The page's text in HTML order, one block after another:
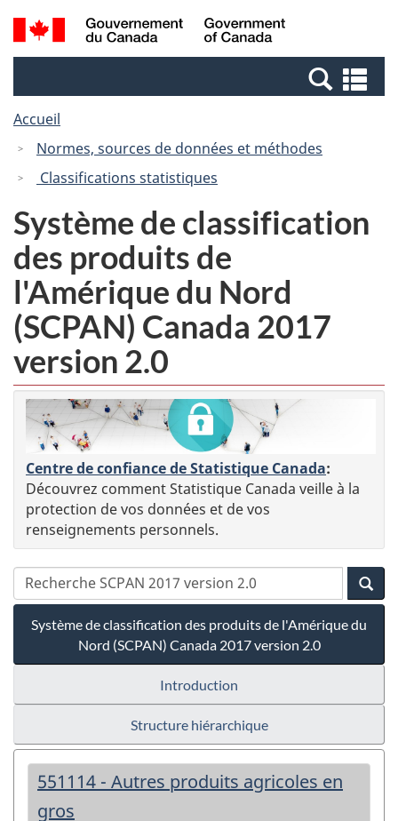
Passer
au
Passer
à
Canada
Recherche
et
et
Accueil
Normes, sources de données et méthodes
Classifications statistiques
Système de classification
des produits de
l'Amérique du Nord
(SCPAN) Canada 2017
version 2.0
Centre de confiance de Statistique Canada:
Découvrez comment Statistique Canada veille à la
protection de vos données et de vos
renseignements personnels.
Système de classification des produits de l'Amérique du
Nord (SCPAN) Canada 2017 version 2.0
Introduction
Structure hiérarchique
551114 - Autres produits agricoles en
gros